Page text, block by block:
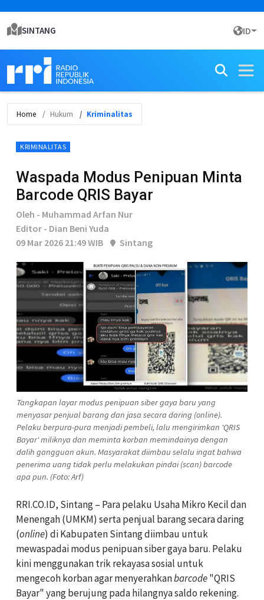
SINTANG ID
Home Hukum Kriminalitas
KRIMINALITAS
Waspada Modus Penipuan Minta
Barcode QRIS Bayar
Oleh - Muhammad Arfan Nur
Editor - Dian Beni Yuda
09 Mar 2026 21:49 WIB
Sintang
Tangkapan layar modus penipuan siber gaya baru yang
menyasar penjual barang dan jasa secara daring (online).
Pelaku berpura-pura menjadi pembeli, lalu mengirimkan 'QRIS
Bayar' miliknya dan meminta korban memindainya dengan
dalih gangguan akun. Masyarakat diimbau selalu ingat bahwa
penerima uang tidak perlu melakukan pindai (scan) barcode
apa pun. (Foto: Arf)
RRI.CO.ID, Sintang – Para pelaku Usaha Mikro Kecil dan
Menengah (UMKM) serta penjual barang secara daring
(online) di Kabupaten Sintang diimbau untuk
mewaspadai modus penipuan siber gaya baru. Pelaku
kini menggunakan trik rekayasa sosial untuk
mengecoh korban agar menyerahkanbarcode"QRIS
Bayar" yang berujung pada hilangnya saldo rekening.